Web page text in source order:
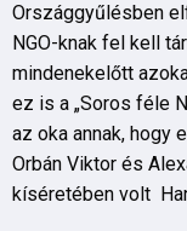
Országgyűlésben
NGO-knak fel kell
mindenekelőtt
ez is a „Soros féle
az oka annak, hogy
Orbán Viktor és
kíséretében volt